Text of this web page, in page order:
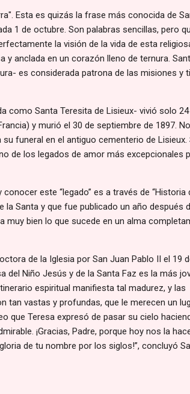
Esta es quizás la frase más conocida de
1 de octubre. Son palabras sencillas, pero
la visión de la vida de esta
y anclada en un corazón lleno de ternura.
es considerada patrona de las misiones y
como Santa Teresita de Lisieux- vivió solo 24
y murió el 30 de septiembre de 1897. No
funeral en el antiguo cementerio de Lisieux.
de los legados de amor más excepcionales
este “legado” es a través de “Historia
Santa y que fue publicado un año después
muy bien lo que sucede en un alma
de la Iglesia por San Juan Pablo II el 19
del Niño Jesús y de la Santa Faz es la más
espiritual manifiesta tal madurez, y las
tan vastas y profundas, que le merecen un
que Teresa expresó de pasar su cielo
¡Gracias, Padre, porque hoy nos la
de tu nombre por los siglos!”, concluyó